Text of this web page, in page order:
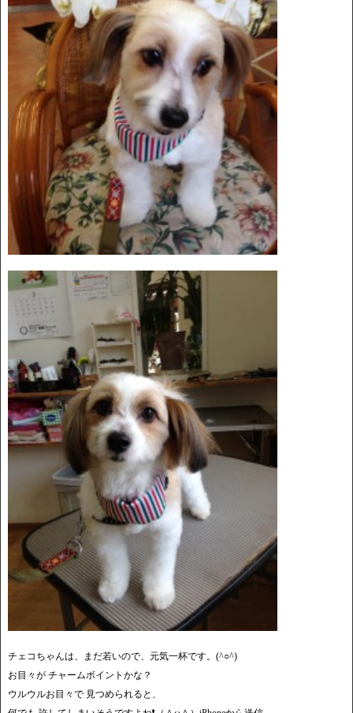
チェコちゃんは、まだ若いので、元気一杯です。(^○^)
お目々が チャームボイントかな？
ウルウルお目々で 見つめられると、